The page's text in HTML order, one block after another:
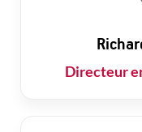
Directeur